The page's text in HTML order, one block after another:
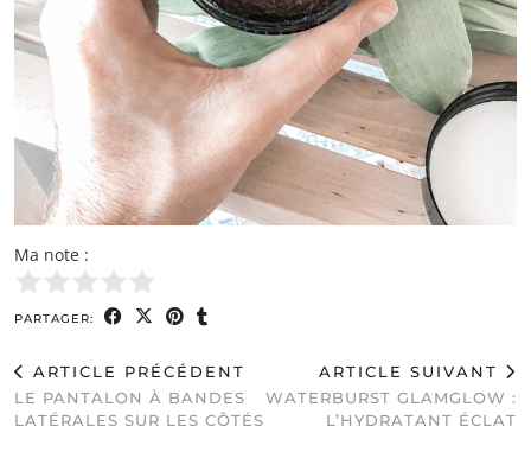
Ma note :
PARTAGER:
ARTICLE PRÉCÉDENT
LE PANTALON À BANDES
LATÉRALES SUR LES CÔTÉS
ARTICLE SUIVANT
WATERBURST GLAMGLOW :
L’HYDRATANT ÉCLAT